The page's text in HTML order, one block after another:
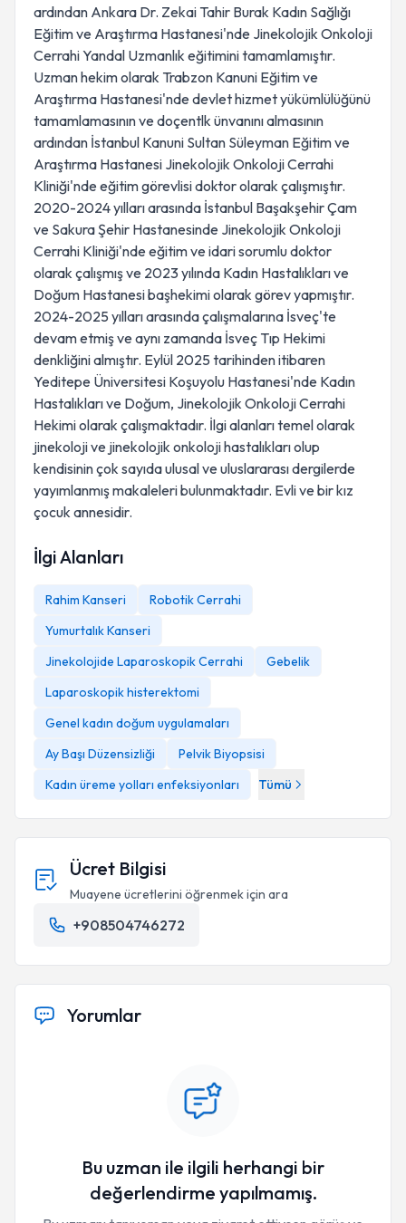
ardından Ankara Dr. Zekai Tahir Burak Kadın Sağlığı
Eğitim ve Araştırma Hastanesi'nde Jinekolojik Onkoloji
Cerrahi Yandal Uzmanlık eğitimini tamamlamıştır.
Uzman hekim olarak Trabzon Kanuni Eğitim ve
Araştırma Hastanesi'nde devlet hizmet yükümlülüğünü
tamamlamasının ve doçentlk ünvanını almasının
ardından İstanbul Kanuni Sultan Süleyman Eğitim ve
Araştırma Hastanesi Jinekolojik Onkoloji Cerrahi
Kliniği'nde eğitim görevlisi doktor olarak çalışmıştır.
2020-2024 yılları arasında İstanbul Başakşehir Çam
ve Sakura Şehir Hastanesinde Jinekolojik Onkoloji
Cerrahi Kliniği'nde eğitim ve idari sorumlu doktor
olarak çalışmış ve 2023 yılında Kadın Hastalıkları ve
Doğum Hastanesi başhekimi olarak görev yapmıştır.
2024-2025 yılları arasında çalışmalarına İsveç'te
devam etmiş ve aynı zamanda İsveç Tıp Hekimi
denkliğini almıştır. Eylül 2025 tarihinden itibaren
Yeditepe Üniversitesi Koşuyolu Hastanesi'nde Kadın
Hastalıkları ve Doğum, Jinekolojik Onkoloji Cerrahi
Hekimi olarak çalışmaktadır. İlgi alanları temel olarak
jinekoloji ve jinekolojik onkoloji hastalıkları olup
kendisinin çok sayıda ulusal ve uluslararası dergilerde
yayımlanmış makaleleri bulunmaktadır. Evli ve bir kız
çocuk annesidir.
İlgi Alanları
Rahim Kanseri
Robotik Cerrahi
Yumurtalık Kanseri
Jinekolojide Laparoskopik Cerrahi
Gebelik
Laparoskopik histerektomi
Genel kadın doğum uygulamaları
Ay Başı Düzensizliği
Pelvik Biyopsisi
Kadın üreme yolları enfeksiyonları
Tümü
Ücret Bilgisi
Muayene ücretlerini öğrenmek için ara
+908504746272
Yorumlar
Bu uzman ile ilgili herhangi bir
değerlendirme yapılmamış.